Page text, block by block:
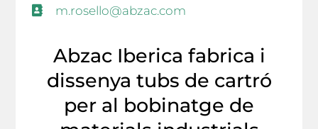
m.rosello@abzac.com
Abzac Iberica fabrica i
dissenya tubs de cartró
per al bobinatge de